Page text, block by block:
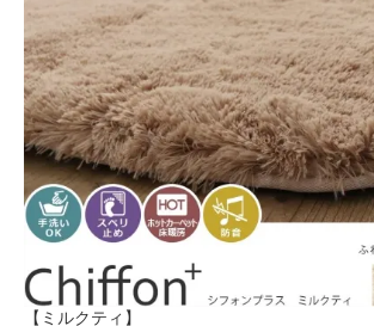
【ミルクティ】